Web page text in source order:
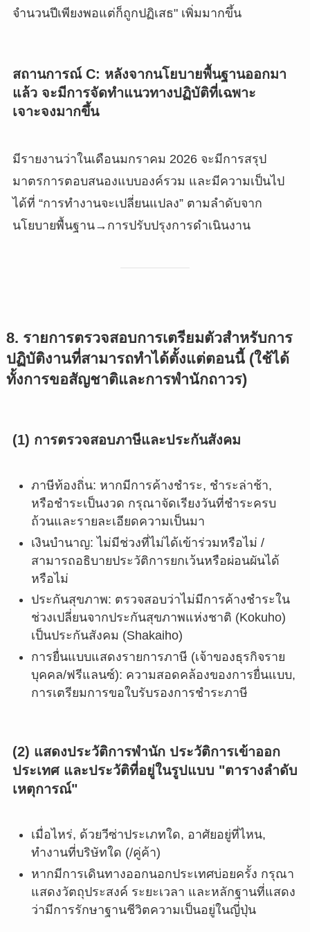
จำนวนปีเพียงพอแต่ก็ถูกปฏิเสธ" เพิ่มมากขึ้น
สถานการณ์ C: หลังจากนโยบายพื้นฐานออกมา
แล้ว จะมีการจัดทำแนวทางปฏิบัติที่เฉพาะ
เจาะจงมากขึ้น
มีรายงานว่าในเดือนมกราคม 2026 จะมีการสรุป
มาตรการตอบสนองแบบองค์รวม และมีความเป็นไป
ได้ที่ “การทำงานจะเปลี่ยนแปลง” ตามลำดับจาก
นโยบายพื้นฐาน→การปรับปรุงการดำเนินงาน
8. รายการตรวจสอบการเตรียมตัวสำหรับการ
ปฏิบัติงานที่สามารถทำได้ตั้งแต่ตอนนี้ (ใช้ได้
ทั้งการขอสัญชาติและการพำนักถาวร)
(1) การตรวจสอบภาษีและประกันสังคม
ภาษีท้องถิ่น: หากมีการค้างชำระ, ชำระล่าช้า,
หรือชำระเป็นงวด กรุณาจัดเรียงวันที่ชำระครบ
ถ้วนและรายละเอียดความเป็นมา
เงินบำนาญ: ไม่มีช่วงที่ไม่ได้เข้าร่วมหรือไม่ /
สามารถอธิบายประวัติการยกเว้นหรือผ่อนผันได้
หรือไม่
ประกันสุขภาพ: ตรวจสอบว่าไม่มีการค้างชำระใน
ช่วงเปลี่ยนจากประกันสุขภาพแห่งชาติ (Kokuho)
เป็นประกันสังคม (Shakaiho)
การยื่นแบบแสดงรายการภาษี (เจ้าของธุรกิจราย
บุคคล/ฟรีแลนซ์): ความสอดคล้องของการยื่นแบบ,
การเตรียมการขอใบรับรองการชำระภาษี
(2) แสดงประวัติการพำนัก ประวัติการเข้าออก
ประเทศ และประวัติที่อยู่ในรูปแบบ "ตารางลำดับ
เหตุการณ์"
เมื่อไหร่, ด้วยวีซ่าประเภทใด, อาศัยอยู่ที่ไหน,
ทำงานที่บริษัทใด (/คู่ค้า)
หากมีการเดินทางออกนอกประเทศบ่อยครั้ง กรุณา
แสดงวัตถุประสงค์ ระยะเวลา และหลักฐานที่แสดง
ว่ามีการรักษาฐานชีวิตความเป็นอยู่ในญี่ปุ่น